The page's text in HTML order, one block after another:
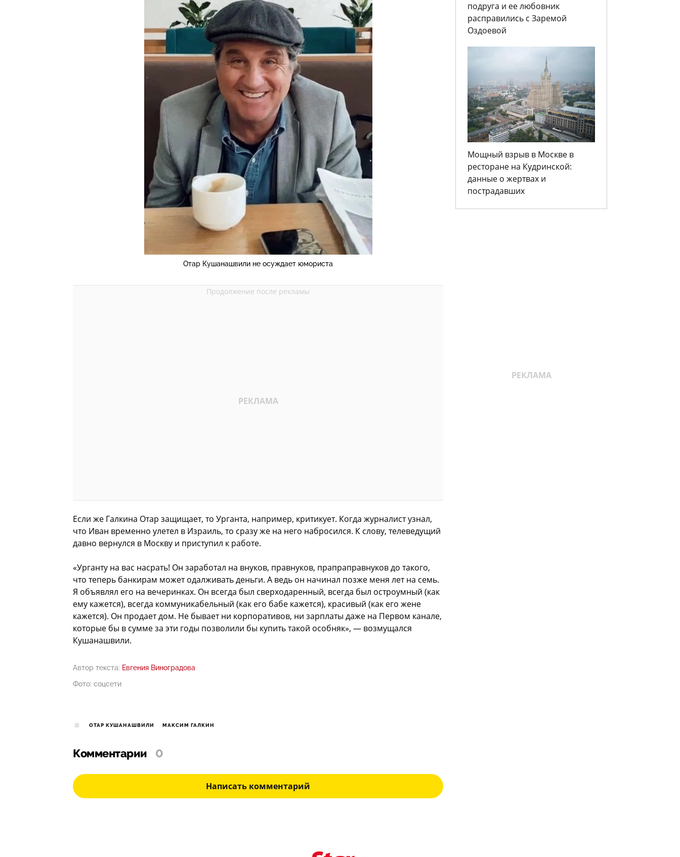
Отар Кушанашвили не осуждает юмориста
Если же Галкина Отар защищает, то Урганта, например, критикует. Когда журналист узнал,
что Иван временно улетел в Израиль, то сразу же на него набросился. К слову, телеведущий
давно вернулся в Москву и приступил к работе.
«Урганту на вас насрать! Он заработал на внуков, правнуков, прапраправнуков до такого,
что теперь банкирам может одалживать деньги. А ведь он начинал позже меня лет на семь.
Я объявлял его на вечеринках. Он всегда был сверходаренный, всегда был остроумный (как
ему кажется), всегда коммуникабельный (как его бабе кажется), красивый (как его жене
кажется). Он продает дом. Не бывает ни корпоративов, ни зарплаты даже на Первом канале,
которые бы в сумме за эти годы позволили бы купить такой особняк», — возмущался
Кушанашвили.
Автор текста: Евгения Виноградова
Фото: соцсети
ОТАР КУШАНАШВИЛИ МАКСИМ ГАЛКИН
Комментарии 0
Написать комментарий
подруга и ее любовник
расправились с Заремой
Оздоевой
Мощный взрыв в Москве в
ресторане на Кудринской:
данные о жертвах и
пострадавших